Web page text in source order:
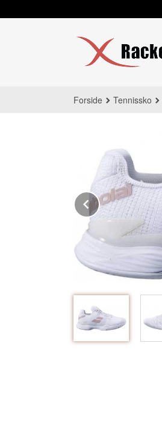
til
Forside Tennissko
Prev